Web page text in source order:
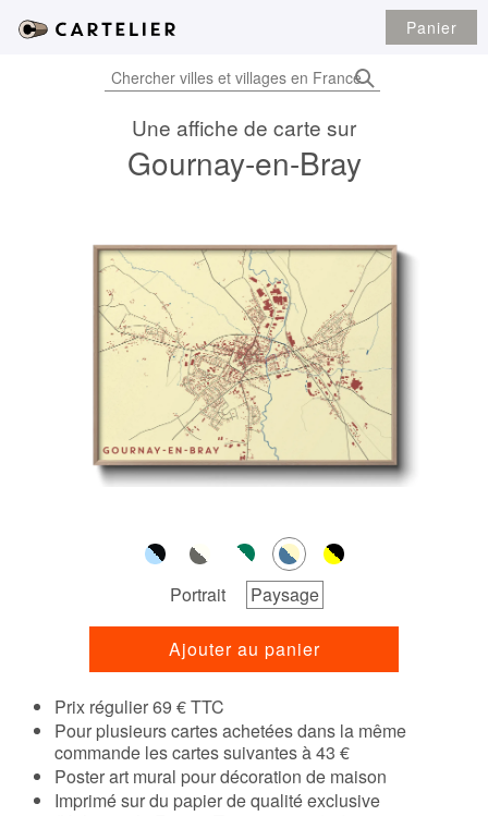
Panier
Une affiche de carte sur
Gournay-en-Bray
Ajouter au panier
Prix régulier 69 € TTC
Pour plusieurs cartes achetées dans la même
commande les cartes suivantes à 43 €
Poster art mural pour décoration de maison
Imprimé sur du papier de qualité exclusive
Portrait Paysage